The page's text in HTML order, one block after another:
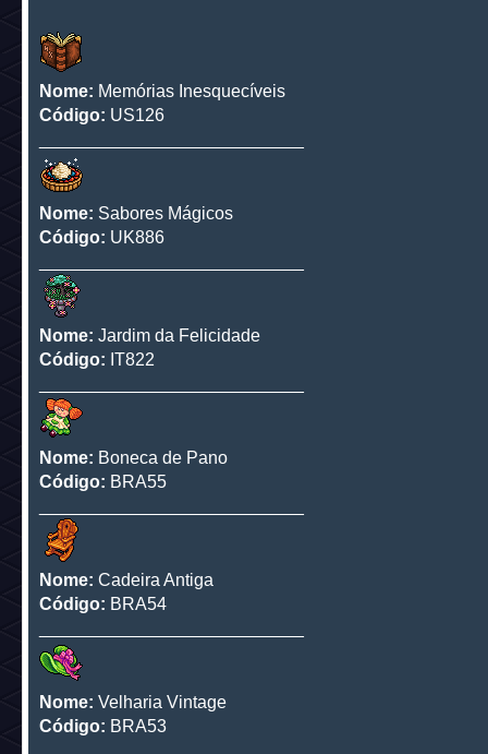
Nome: Memórias Inesquecíveis
Código: US126
Nome: Sabores Mágicos
Código: UK886
Nome: Jardim da Felicidade
Código: IT822
Nome: Boneca de Pano
Código: BRA55
Nome: Cadeira Antiga
Código: BRA54
Nome: Velharia Vintage
Código: BRA53